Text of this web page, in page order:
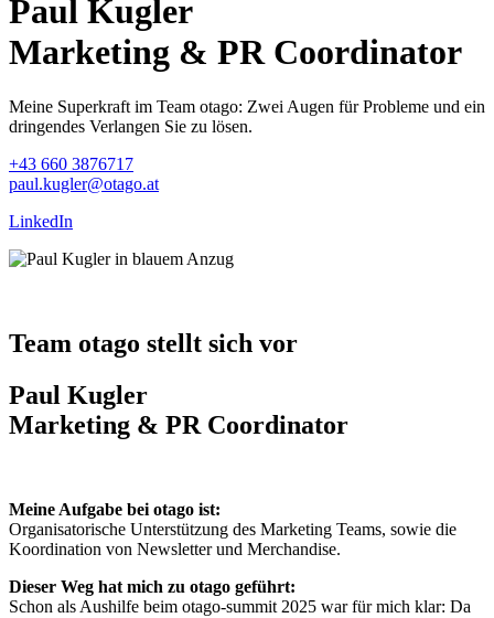
Paul Kugler
Marketing & PR Coordinator
Meine Superkraft im Team otago: Zwei Augen für Probleme und ein
dringendes Verlangen Sie zu lösen.
+43 660 3876717
paul.kugler@otago.at
LinkedIn
Team otago stellt sich vor
Paul Kugler
Marketing & PR Coordinator
Meine Aufgabe bei otago ist:
Organisatorische Unterstützung des Marketing Teams, sowie die
Koordination von Newsletter und Merchandise.
Dieser Weg hat mich zu otago geführt:
Schon als Aushilfe beim otago-summit 2025 war für mich klar: Da